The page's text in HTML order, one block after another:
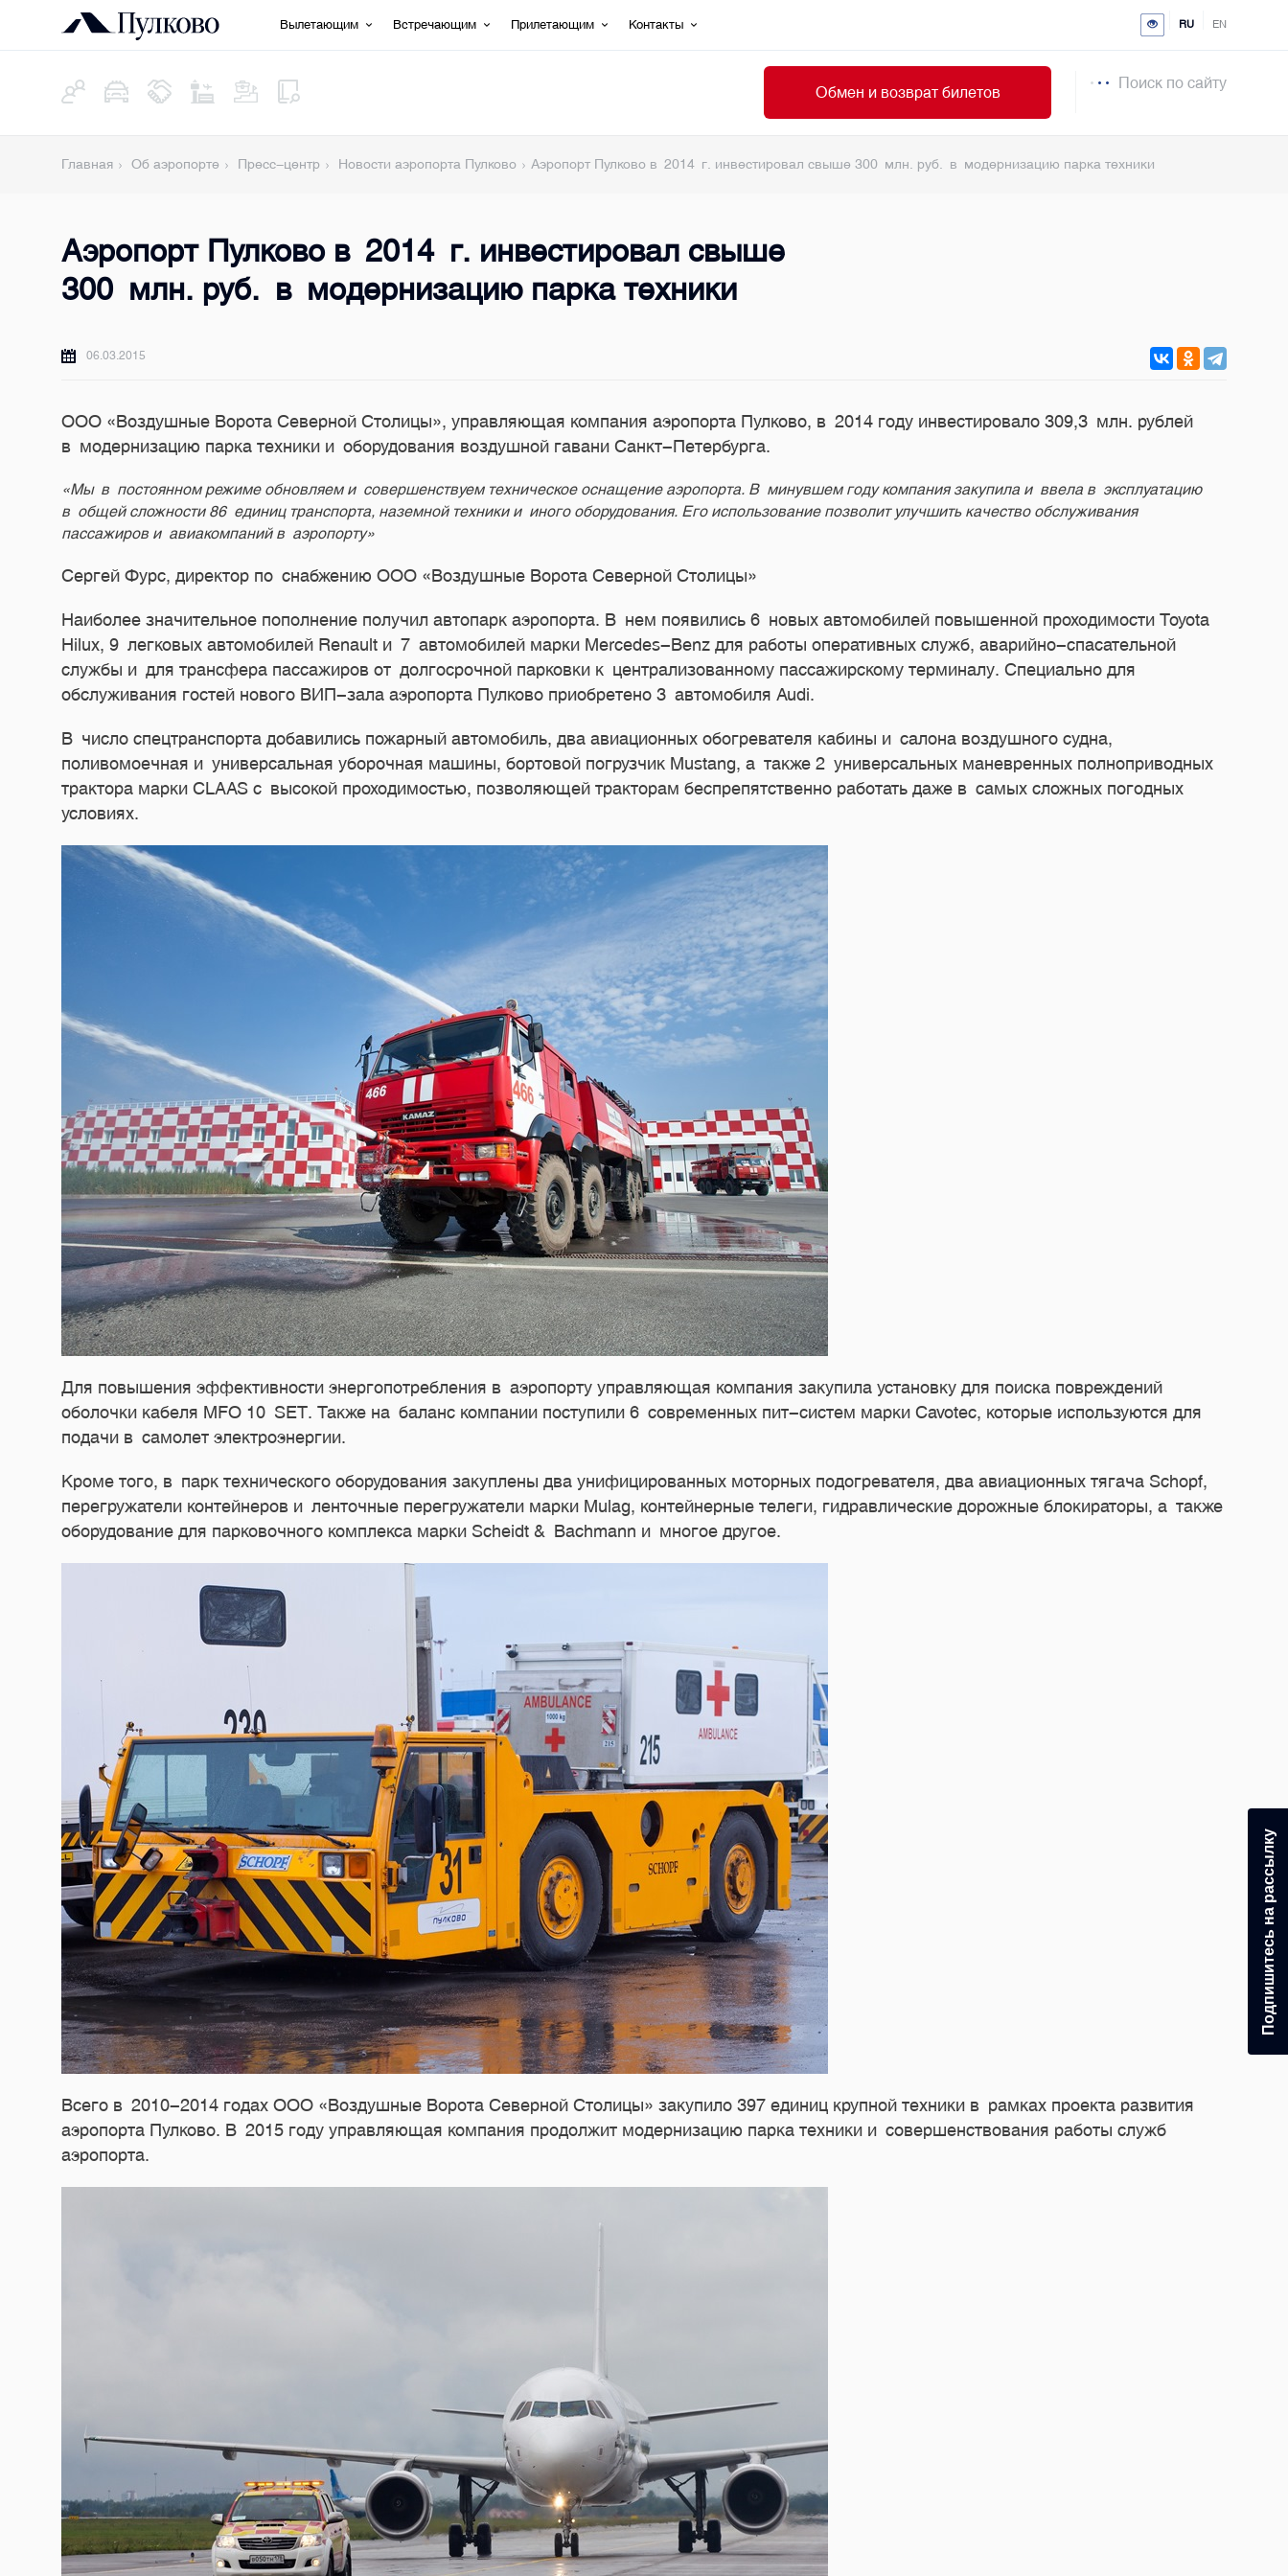
Вылетающим Встречающим Прилетающим Контакты RU EN
Обмен и возврат билетов
Поиск по сайту
Главная Об аэропорте Пресс-центр Новости аэропорта Пулково Аэропорт Пулково в 2014 г. инвестировал свыше 300 млн. руб. в модернизацию парка техники
Аэропорт Пулково в 2014 г. инвестировал свыше
300 млн. руб. в модернизацию парка техники
06.03.2015
ООО «Воздушные Ворота Северной Столицы», управляющая компания аэропорта Пулково, в 2014 году инвестировало 309,3 млн. рублей
в модернизацию парка техники и оборудования воздушной гавани Санкт-Петербурга.
«Мы в постоянном режиме обновляем и совершенствуем техническое оснащение аэропорта. В минувшем году компания закупила и ввела в эксплуатацию
в общей сложности 86 единиц транспорта, наземной техники и иного оборудования. Его использование позволит улучшить качество обслуживания
пассажиров и авиакомпаний в аэропорту»
Сергей Фурс, директор по снабжению ООО «Воздушные Ворота Северной Столицы»
Наиболее значительное пополнение получил автопарк аэропорта. В нем появились 6 новых автомобилей повышенной проходимости Toyota
Hilux, 9 легковых автомобилей Renault и 7 автомобилей марки Mercedes-Benz для работы оперативных служб, аварийно-спасательной
службы и для трансфера пассажиров от долгосрочной парковки к централизованному пассажирскому терминалу. Специально для
обслуживания гостей нового ВИП-зала аэропорта Пулково приобретено 3 автомобиля Audi.
В число спецтранспорта добавились пожарный автомобиль, два авиационных обогревателя кабины и салона воздушного судна,
поливомоечная и универсальная уборочная машины, бортовой погрузчик Mustang, а также 2 универсальных маневренных полноприводных
трактора марки CLAAS с высокой проходимостью, позволяющей тракторам беспрепятственно работать даже в самых сложных погодных
условиях.
Для повышения эффективности энергопотребления в аэропорту управляющая компания закупила установку для поиска повреждений
оболочки кабеля MFO 10 SET. Также на баланс компании поступили 6 современных пит-систем марки Cavotec, которые используются для
подачи в самолет электроэнергии.
Кроме того, в парк технического оборудования закуплены два унифицированных моторных подогревателя, два авиационных тягача Schopf,
перегружатели контейнеров и ленточные перегружатели марки Mulag, контейнерные телеги, гидравлические дорожные блокираторы, а также
оборудование для парковочного комплекса марки Scheidt & Bachmann и многое другое.
Всего в 2010-2014 годах ООО «Воздушные Ворота Северной Столицы» закупило 397 единиц крупной техники в рамках проекта развития
аэропорта Пулково. В 2015 году управляющая компания продолжит модернизацию парка техники и совершенствования работы служб
аэропорта.
Подпишитесь на рассылку